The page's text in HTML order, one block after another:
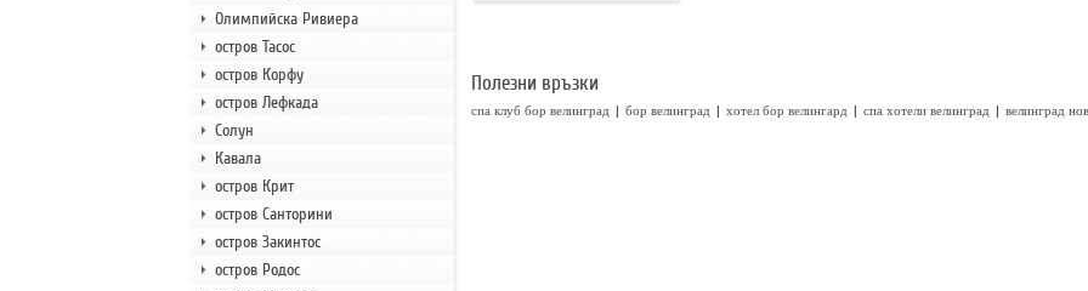
Олимпийска Ривиера
остров Тасос
остров Корфу
остров Лефкада
Солун
Кавала
остров Крит
остров Санторини
остров Закинтос
остров Родос
Полезни връзки
спа клуб бор велинград | бор велинград | хотел бор велингард | спа хотели велинград | велинград